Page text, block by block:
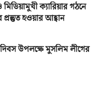
ক্যারিয়ার গঠনে
প্রস্তুত হওয়ার আহ্বান
উপলক্ষে মুসলিম লীগের